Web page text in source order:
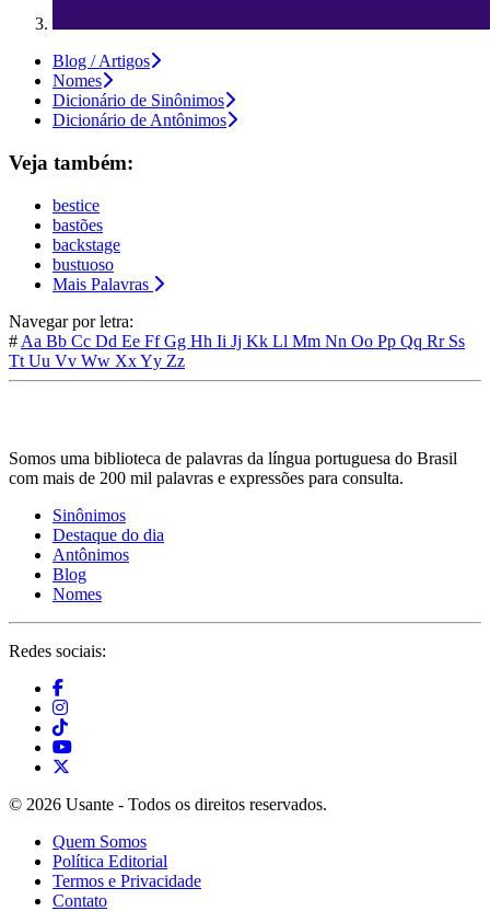
Blog / Artigos
Nomes
Dicionário de Sinônimos
Dicionário de Antônimos
Veja também:
bestice
bastões
backstage
bustuoso
Mais Palavras
Navegar por letra:
# Aa Bb Cc Dd Ee FfGg Hh Ii Jj Kk Ll Mm Nn Oo Pp Qq Rr Ss
Tt Uu Vv Ww XxYy Zz
Somos uma biblioteca de palavras da língua portuguesa do Brasil
com mais de 200 mil palavras e expressões para consulta.
Sinônimos
Destaque do dia
Antônimos
Blog
Nomes
Redes sociais:
© 2026 Usante - Todos os direitos reservados.
Quem Somos
Política Editorial
Termos e Privacidade
Contato